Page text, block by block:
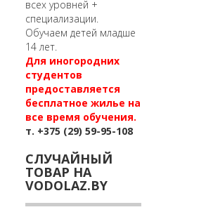
всех уровней +
специализации.
Обучаем детей младше
14 лет.
Для иногородних
студентов
предоставляется
бесплатное жилье на
все время обучения.
т. +375 (29) 59-95-108
СЛУЧАЙНЫЙ
ТОВАР НА
VODOLAZ.BY